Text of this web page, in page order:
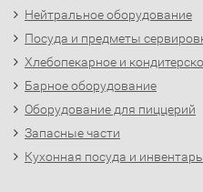
Нейтральное оборудование
Посуда и предметы
Хлебопекарное и
Барное оборудование
Оборудование для пиццерий
Запасные части
Кухонная посуда и инвентарь